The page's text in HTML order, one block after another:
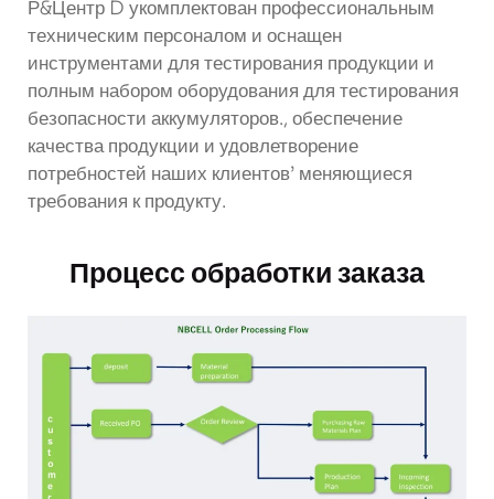
Р&Центр D укомплектован профессиональным
техническим персоналом и оснащен
инструментами для тестирования продукции и
полным набором оборудования для тестирования
безопасности аккумуляторов., обеспечение
качества продукции и удовлетворение
потребностей наших клиентов’ меняющиеся
требования к продукту.
Процесс обработки заказа